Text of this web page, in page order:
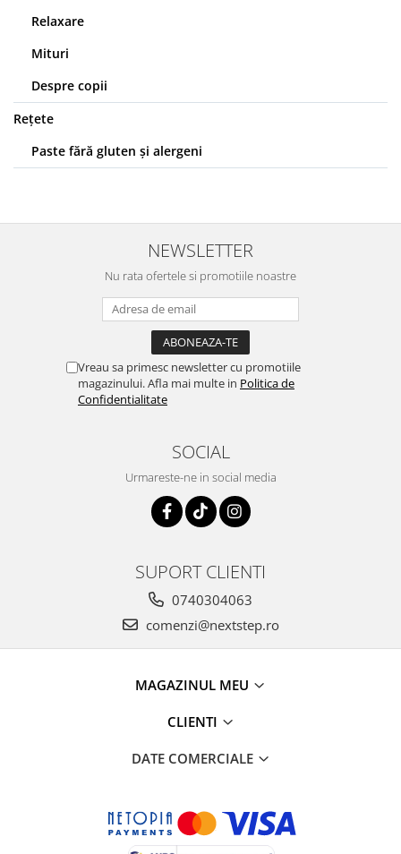
Relaxare
Mituri
Despre copii
Rețete
Paste fără gluten și alergeni
NEWSLETTER
Nu rata ofertele si promotiile noastre
Vreau sa primesc newsletter cu promotiile
magazinului. Afla mai multe in Politica de
Confidentialitate
SOCIAL
Urmareste-ne in social media
SUPORT CLIENTI
0740304063
comenzi@nextstep.ro
MAGAZINUL MEU
CLIENTI
DATE COMERCIALE